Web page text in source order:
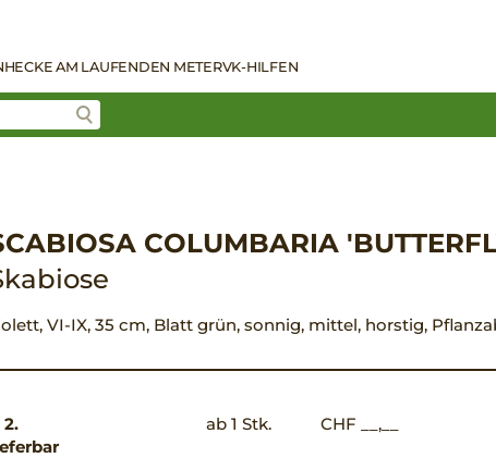
HECKE AM LAUFENDEN METERVK-HILFEN
COLUMBARIA
VI-IX, 35 cm, Blatt grün, sonnig, mittel, horstig,
2.
ab 1 Stk. CHF __,__